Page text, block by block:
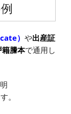
） や出産証
籍謄本で通用し
。